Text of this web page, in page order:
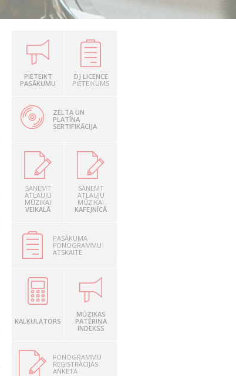
PIETEIKT
PASĀKUMU
DJ LICENCE
PIETEIKUMS
ZELTA UN
PLATĪNA
SERTIFIKĀCIJA
SAŅEMT
ATĻAUJU
MŪZIKAI
VEIKALĀ
SAŅEMT
ATĻAUJU
MŪZIKAI
KAFEJNĪCĀ
PASĀKUMA
FONOGRAMMU
ATSKAITE
KALKULATORS
MŪZIKAS
PATĒRIŅA
INDEKSS
FONOGRAMMU
REĢISTRĀCIJAS
ANKETA